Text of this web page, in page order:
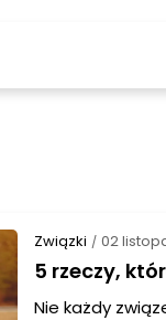
Związki / 02
5 rzeczy,
Nie każdy